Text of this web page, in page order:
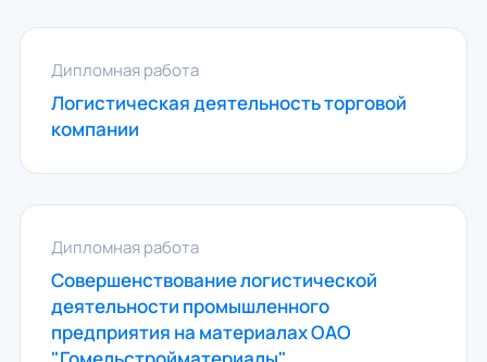
Дипломная работа
Логистическая деятельность торговой
компании
Дипломная работа
Совершенствование логистической
деятельности промышленного
предприятия на материалах ОАО